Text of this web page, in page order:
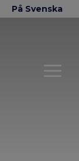
På Svenska